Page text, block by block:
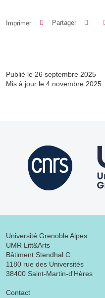
Imprimer Partager
Publié le 26 septembre 2025
Mis à jour le 4 novembre 2025
Université Grenoble Alpes
UMR Litt&Arts
Bâtiment Stendhal C
1180 rue des Universités
38400 Saint-Martin-d'Hères
Menu footer
Contact